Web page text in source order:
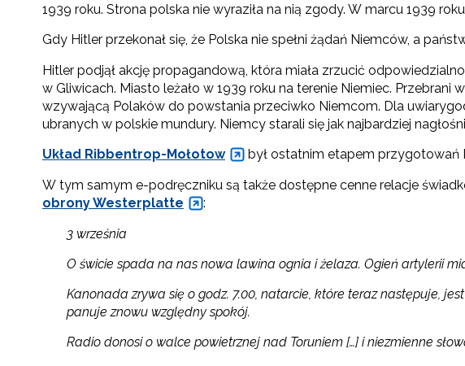
1939 roku. Strona polska nie wyraziła na nią zgody. W marcu 1939
Gdy Hitler przekonał się, że Polska nie spełni żądań Niemców, a
Hitler podjął akcję propagandową, która miała zrzucić
w Gliwicach. Miasto leżało w 1939 roku na terenie Niemiec. Przebrani
wzywającą Polaków do powstania przeciwko Niemcom. Dla
ubranych w polskie mundury. Niemcy starali się jak najbardziej
Układ Ribbentrop-Mołotow
był ostatnim etapem przygotowań
W tym samym e-podręczniku są także dostępne cenne relacje
obrony Westerplatte
:
3 września
O świcie spada na nas nowa lawina ognia i żelaza. Ogień artylerii
Kanonada zrywa się o godz. 7.00, natarcie, które teraz następuje,
panuje znowu względny spokój.
Radio donosi o walce powietrznej nad Toruniem […] i niezmienne